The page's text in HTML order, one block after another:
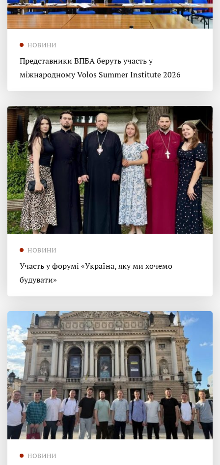
НОВИНИ
Представники ВПБА беруть участь у
міжнародному Volos Summer Institute 2026
НОВИНИ
Участь у форумі «Україна, яку ми хочемо
будувати»
НОВИНИ